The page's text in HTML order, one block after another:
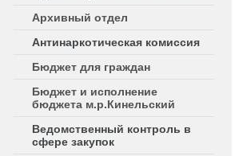
Архивный отдел
Антинаркотическая комиссия
Бюджет для граждан
Бюджет и исполнение
бюджета м.р.Кинельский
Ведомственный контроль в
сфере закупок